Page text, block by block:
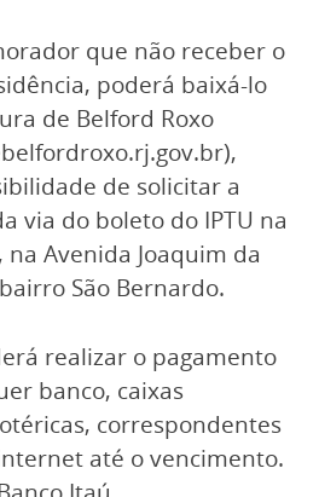
que não receber o
poderá baixá-lo
de Belford Roxo
de solicitar a
via do boleto do IPTU na
Avenida Joaquim da
São Bernardo.
realizar o pagamento
banco, caixas
correspondentes
até o vencimento.